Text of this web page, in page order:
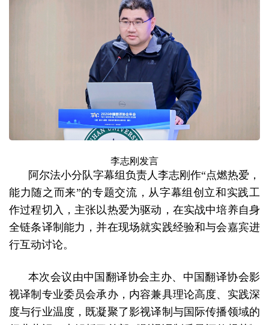
李志刚发言
阿尔法小分队字幕组负责人李志刚作“点燃热爱，
能力随之而来”的专题交流，从字幕组创立和实践工
作过程切入，主张以热爱为驱动，在实战中培养自身
全链条译制能力，并在现场就实践经验和与会嘉宾进
行互动讨论。
本次会议由中国翻译协会主办、中国翻译协会影
视译制专业委员会承办，内容兼具理论高度、实践深
度与行业温度，既凝聚了影视译制与国际传播领域的